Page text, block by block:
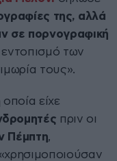
της, αλλά
σε πορνογραφική
των
τους».
είχε
πριν οι
Πέμπτη,